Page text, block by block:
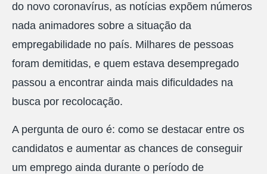
do novo coronavírus, as notícias expõem números
nada animadores sobre a situação da
empregabilidade no país. Milhares de pessoas
foram demitidas, e quem estava desempregado
passou a encontrar ainda mais dificuldades na
busca por recolocação.
A pergunta de ouro é: como se destacar entre os
candidatos e aumentar as chances de conseguir
um emprego ainda durante o período de